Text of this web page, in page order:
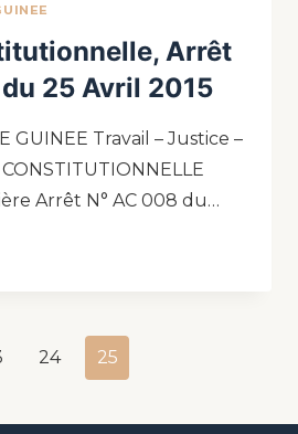
Arrêt
25 Avril 2015
GUINEE Travail – Justice –
Arrêt N° AC 008 du…
24 25